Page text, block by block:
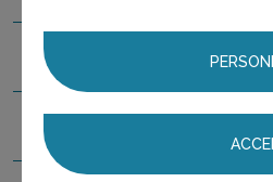
(1 slogan)